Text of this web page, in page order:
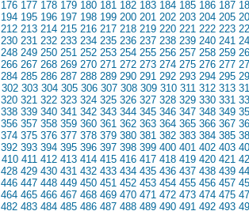
176 177 178 179 180 181 182 183 184 185 186 187
194 195 196 197 198 199 200 201 202 203 204 205
212 213 214 215 216 217 218 219 220 221 222 223
230 231 232 233 234 235 236 237 238 239 240 241
248 249 250 251 252 253 254 255 256 257 258 259
266 267 268 269 270 271 272 273 274 275 276 277
284 285 286 287 288 289 290 291 292 293 294 295
302 303 304 305 306 307 308 309 310 311 312 313
320 321 322 323 324 325 326 327 328 329 330 331
338 339 340 341 342 343 344 345 346 347 348 349
356 357 358 359 360 361 362 363 364 365 366 367
374 375 376 377 378 379 380 381 382 383 384 385
392 393 394 395 396 397 398 399 400 401 402 403
410 411 412 413 414 415 416 417 418 419 420 421
428 429 430 431 432 433 434 435 436 437 438 439
446 447 448 449 450 451 452 453 454 455 456 457
464 465 466 467 468 469 470 471 472 473 474 475
482 483 484 485 486 487 488 489 490 491 492 493